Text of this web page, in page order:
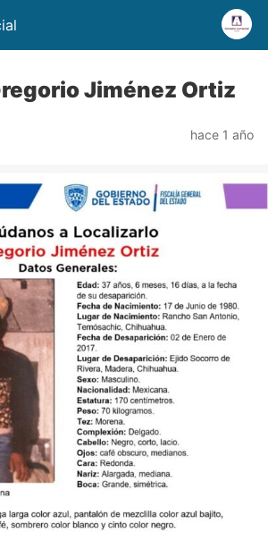
Jiménez Ortiz
hace 1 año